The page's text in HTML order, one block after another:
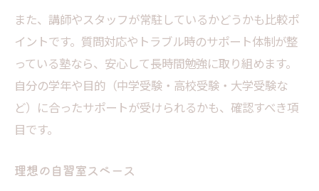
また、講師やスタッフが常駐しているかどうかも比較ポ
イントです。質問対応やトラブル時のサポート体制が整
っている塾なら、安心して長時間勉強に取り組めます。
自分の学年や目的（中学受験・高校受験・大学受験な
ど）に合ったサポートが受けられるかも、確認すべき項
目です。
理想の自習室スペース